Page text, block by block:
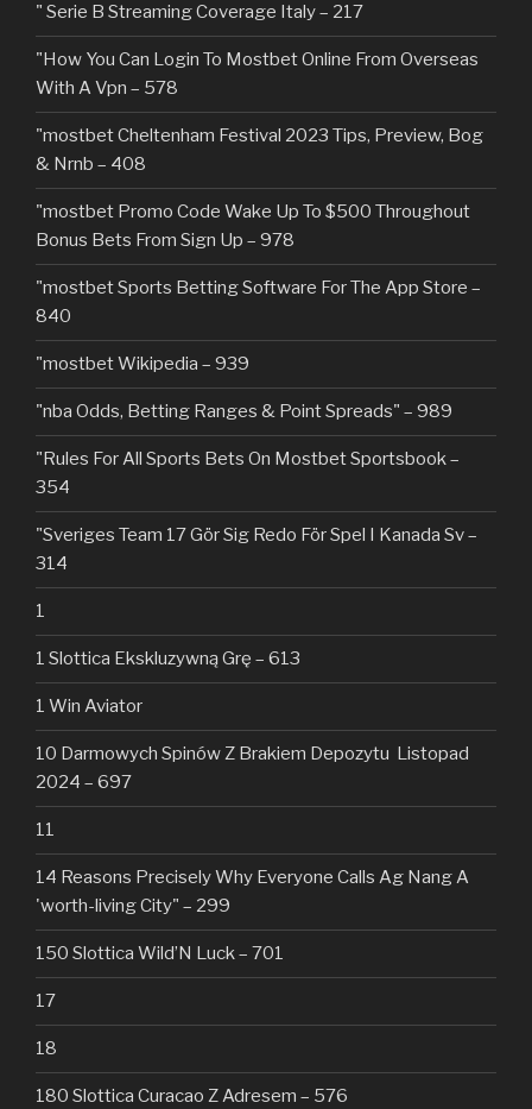
"️ Serie B Streaming Coverage Italy – 217
"How You Can Login To Mostbet Online From Overseas
With A Vpn – 578
"mostbet Cheltenham Festival 2023 Tips, Preview, Bog
& Nrnb – 408
"mostbet Promo Code Wake Up To $500 Throughout
Bonus Bets From Sign Up – 978
"‎mostbet Sports Betting Software For The App Store –
840
"mostbet Wikipedia – 939
"nba Odds, Betting Ranges & Point Spreads" – 989
"Rules For All Sports Bets On Mostbet Sportsbook –
354
"Sveriges Team 17 Gör Sig Redo För Spel I Kanada Sv –
314
1
1 Slottica Ekskluzywną Grę – 613
1 Win Aviator
10 Darmowych Spinów Z Brakiem Depozytu ️ Listopad
2024 – 697
11
14 Reasons Precisely Why Everyone Calls Ag Nang A
'worth-living City" – 299
150 Slottica Wild’N Luck – 701
17
18
180 Slottica Curacao Z Adresem – 576